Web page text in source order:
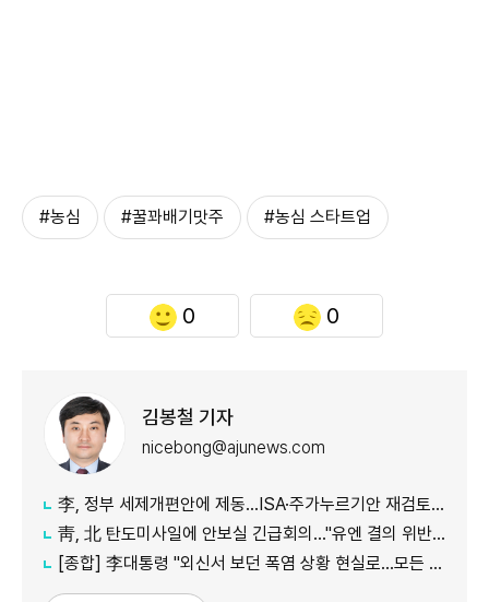
#농심 #꿀꽈배기맛주 #농심 스타트업
0 0
김봉철 기자
nicebong@ajunews.com
李, 정부 세제개편안에 제동…ISA·주가누르기안 재검토 지시
靑, 北 탄도미사일에 안보실 긴급회의…"유엔 결의 위반, 즉각 중단 촉구"
[종합] 李대통령 "외신서 보던 폭염 상황 현실로…모든 행정력 총동원하라"